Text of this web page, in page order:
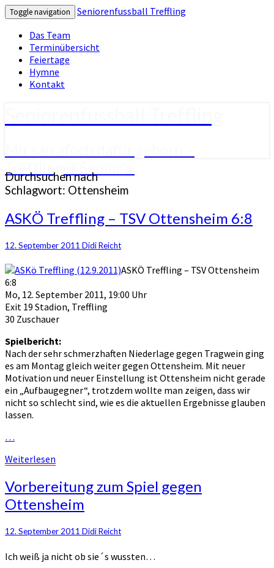
Toggle navigation
Seniorenfussball Treffling
Das Team
Terminübersicht
Feiertage
Hymne
Kontakt
Durchsuchen nach
Schlagwort: Ottensheim
ASKÖ
Treffling
–
TSV
Ottensheim
6:8
ASKÖ Treffling – TSV Ottensheim 6:8
12. September 2011 Didi Reicht
ASKÖ Treffling – TSV Ottensheim
6:8
Mo, 12. September 2011, 19:00 Uhr
Exit 19 Stadion, Treffling
30 Zuschauer
Spielbericht:
Nach der sehr schmerzhaften Niederlage gegen Tragwein ging
es am Montag gleich weiter gegen Ottensheim. Mit neuer
Motivation und neuer Einstellung ist Ottensheim nicht gerade
ein „Aufbaugegner“, trotzdem wollte man zeigen, dass wir
nicht so schlecht sind, wie es die aktuellen Ergebnisse glauben
lassen.
…
Weiterlesen
Vorbereitung
zum
Spiel
Ottensheim
Vorbereitung zum Spiel gegen
Ottensheim
12. September 2011 Didi Reicht
Ich weiß ja nicht ob sie´s wussten…